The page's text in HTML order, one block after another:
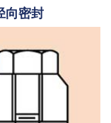
向密封